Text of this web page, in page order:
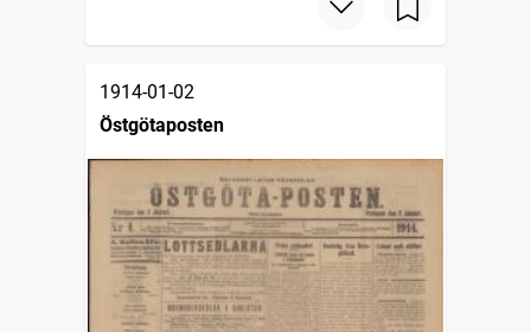
1914-01-02
Östgötaposten